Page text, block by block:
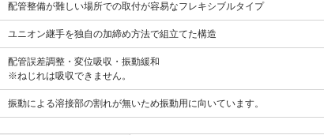
配管整備が難しい場所での取付が容易なフレキシブルタイプ
ユニオン継手を独自の加締め方法で組立てた構造
配管誤差調整・変位吸収・振動緩和
※ねじれは吸収できません。
振動による溶接部の割れが無いため振動用に向いています。